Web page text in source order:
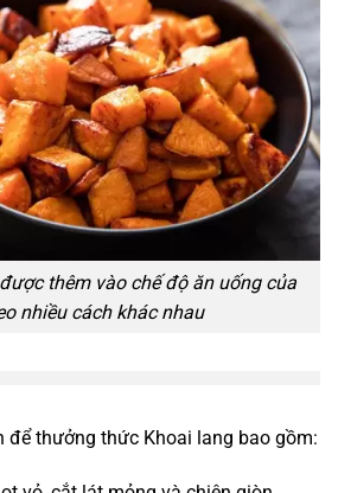
thêm vào chế độ ăn uống của
nhiều cách khác nhau
để thưởng thức Khoai lang bao gồm: